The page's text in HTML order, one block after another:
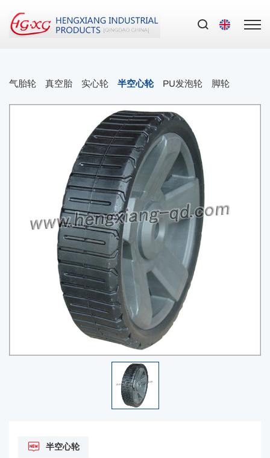
气胎轮 真空胎 实心轮 半空心轮 PU发泡轮 脚轮
半空心轮